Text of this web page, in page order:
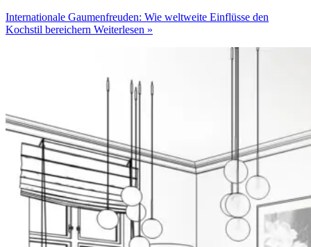
Internationale Gaumenfreuden: Wie weltweite Einflüsse den
Kochstil bereichern Weiterlesen »